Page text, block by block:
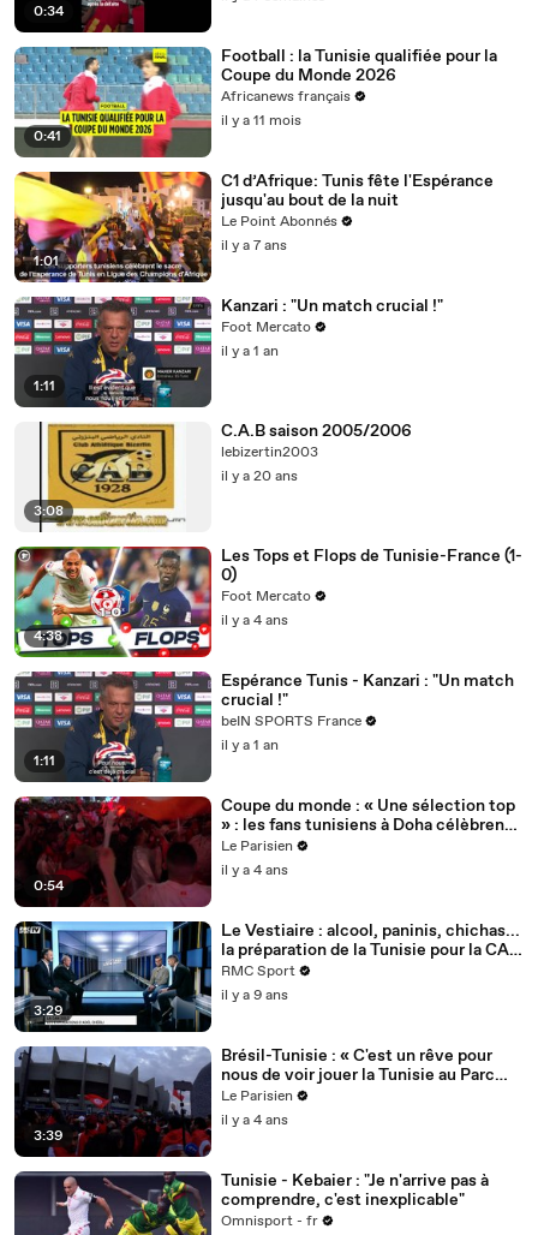
0:34
0:41
Football : la Tunisie qualifiée pour la
Coupe du Monde 2026
Africanews français
il y a 11 mois
1:01
C1 d’Afrique: Tunis fête l'Espérance
jusqu'au bout de la nuit
Le Point Abonnés
il y a 7 ans
1:11
Kanzari : "Un match crucial !"
Foot Mercato
il y a 1 an
3:08
C.A.B saison 2005/2006
lebizertin2003
il y a 20 ans
4:38
Les Tops et Flops de Tunisie-France (1-
0)
Foot Mercato
il y a 4 ans
1:11
Espérance Tunis - Kanzari : "Un match
crucial !"
beIN SPORTS France
il y a 1 an
0:54
Coupe du monde : « Une sélection top
» : les fans tunisiens à Doha célèbrent
le nul de leur équipe face au Danemark
Le Parisien
il y a 4 ans
3:29
Le Vestiaire : alcool, paninis, chichas...
la préparation de la Tunisie pour la CAN
2012
RMC Sport
il y a 9 ans
3:39
Brésil-Tunisie : « C'est un rêve pour
nous de voir jouer la Tunisie au Parc
des Princes »
Le Parisien
il y a 4 ans
Tunisie - Kebaier : "Je n'arrive pas à
comprendre, c'est inexplicable"
Omnisport - fr